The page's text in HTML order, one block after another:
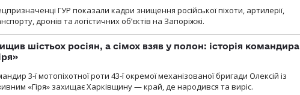
ГУР показали кадри знищення російської піхоти, артилерії,
дронів та логістичних об’єктів на Запоріжжі.
шістьох росіян, а сімох взяв у полон: історія командира
3-ї мотопіхотної роти 43-ї окремої механізованої бригади Олексій із
«Гіря» захищає Харківщину — край, де народився та виріс.